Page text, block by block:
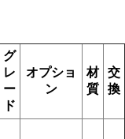
グ
レ
ー
ド
オプショ
ン
材
質
交
換